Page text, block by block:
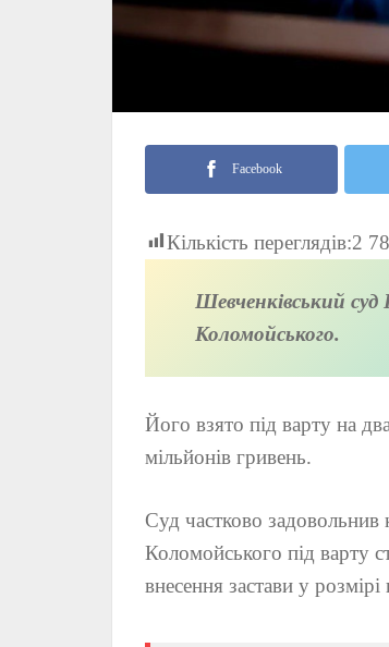
Facebook
Кількість переглядів:2
Шевченківський суд
Коломойського.
Його взято під варту на
мільйонів гривень.
Суд частково задовольнив
Коломойського під варту
внесення застави у